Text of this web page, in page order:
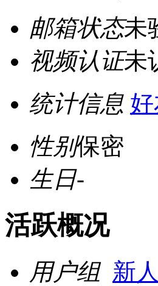
邮箱状态未
视频认证未
统计信息
性别保密
生日-
活跃概况
用户组 新